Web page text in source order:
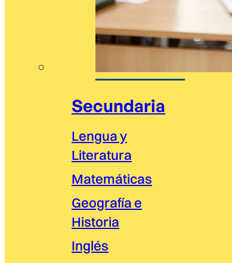
Secundaria
Lengua y
Literatura
Matemáticas
Geografía e
Historia
Inglés